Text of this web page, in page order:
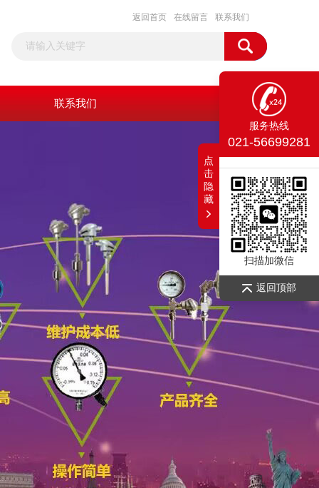
返回首页 在线留言 联系我们
联系我们
服务热线
021-56699281
扫描加微信
返回顶部
点
击
隐
藏